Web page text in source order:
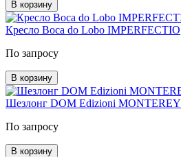
В корзину
Кресло Boca do Lobo IMPERFECTIO
По запросу
В корзину
Шезлонг DOM Edizioni MONTEREY
По запросу
В корзину